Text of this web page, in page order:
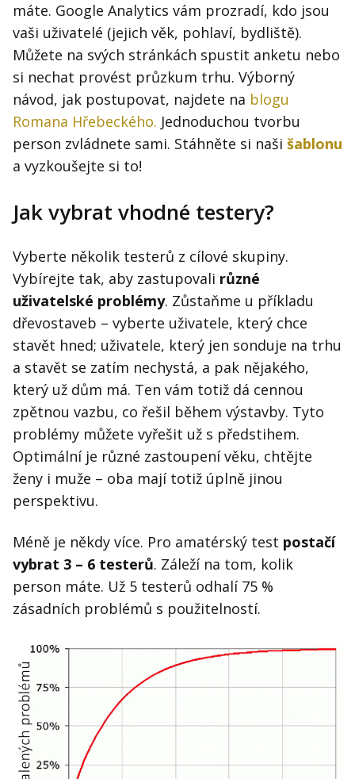
máte. Google Analytics vám prozradí, kdo jsou
vaši uživatelé (jejich věk, pohlaví, bydliště).
Můžete na svých stránkách spustit anketu nebo
si nechat provést průzkum trhu. Výborný
návod, jak postupovat, najdete na blogu
Romana Hřebeckého. Jednoduchou tvorbu
person zvládnete sami. Stáhněte si naši šablonu
a vyzkoušejte si to!
Jak vybrat vhodné testery?
Vyberte několik testerů z cílové skupiny.
Vybírejte tak, aby zastupovali různé
uživatelské problémy. Zůstaňme u příkladu
dřevostaveb – vyberte uživatele, který chce
stavět hned; uživatele, který jen sonduje na trhu
a stavět se zatím nechystá, a pak nějakého,
který už dům má. Ten vám totiž dá cennou
zpětnou vazbu, co řešil během výstavby. Tyto
problémy můžete vyřešit už s předstihem.
Optimální je různé zastoupení věku, chtějte
ženy i muže – oba mají totiž úplně jinou
perspektivu.
Méně je někdy více. Pro amatérský test postačí
vybrat 3 – 6 testerů. Záleží na tom, kolik
person máte. Už 5 testerů odhalí 75 %
zásadních problémů s použitelností.